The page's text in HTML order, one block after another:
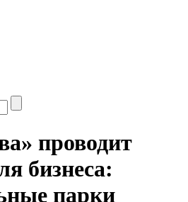
проводит
бизнеса:
парки